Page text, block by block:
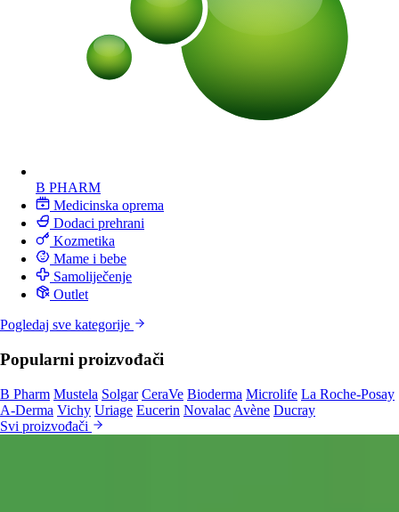
B PHARM
Medicinska oprema
Dodaci prehrani
Kozmetika
Mame i bebe
Samoliječenje
Outlet
Pogledaj sve kategorije
Popularni proizvođači
B Pharm Mustela Solgar CeraVe Bioderma Microlife La Roche-Posay
A-Derma Vichy Uriage Eucerin Novalac Avène Ducray
Svi proizvođači